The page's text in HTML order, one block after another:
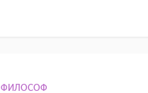
ФИЛОСОФ